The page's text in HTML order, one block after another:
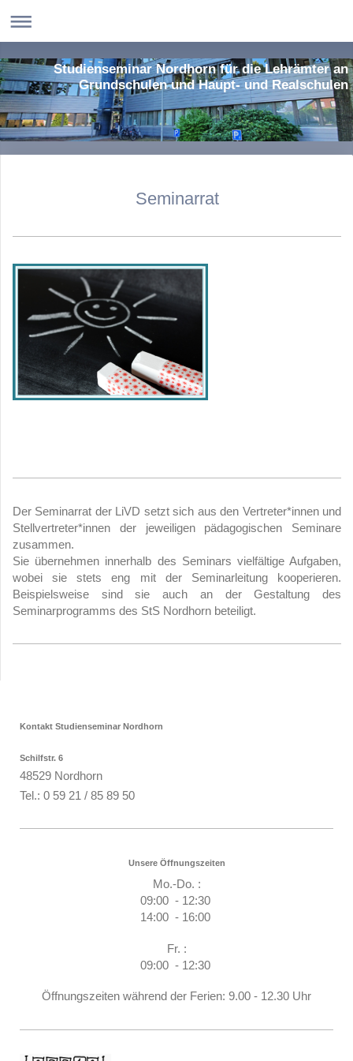
Studienseminar Nordhorn für die Lehrämter an
Grundschulen und Haupt- und Realschulen
Seminarrat
Der Seminarrat der LiVD setzt sich aus den Vertreter*innen und
Stellvertreter*innen der jeweiligen pädagogischen Seminare
zusammen.
Sie übernehmen innerhalb des Seminars vielfältige Aufgaben,
wobei sie stets eng mit der Seminarleitung kooperieren.
Beispielsweise sind sie auch an der Gestaltung des
Seminarprogramms des StS Nordhorn beteiligt.
Kontakt Studienseminar Nordhorn
Schilfstr. 6
48529 Nordhorn
Tel.: 0 59 21 / 85 89 50
Unsere Öffnungszeiten
Mo.-Do. :
09:00 - 12:30
14:00 - 16:00
Fr. :
09:00 - 12:30
Öffnungszeiten während der Ferien: 9.00 - 12.30 Uhr